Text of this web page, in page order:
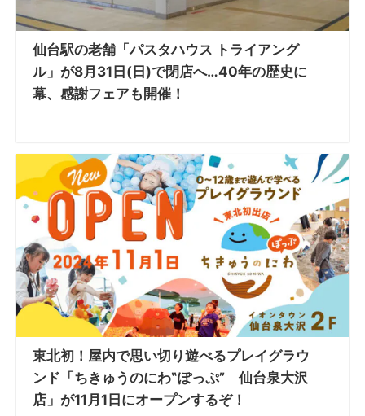
仙台駅の老舗「パスタハウス トライアング
ル」が8月31日(日)で閉店へ…40年の歴史に
幕、感謝フェアも開催！
東北初！屋内で思い切り遊べるプレイグラウ
ンド「ちきゅうのにわ‟ぽっぷ” 仙台泉大沢
店」が11月1日にオープンするぞ！